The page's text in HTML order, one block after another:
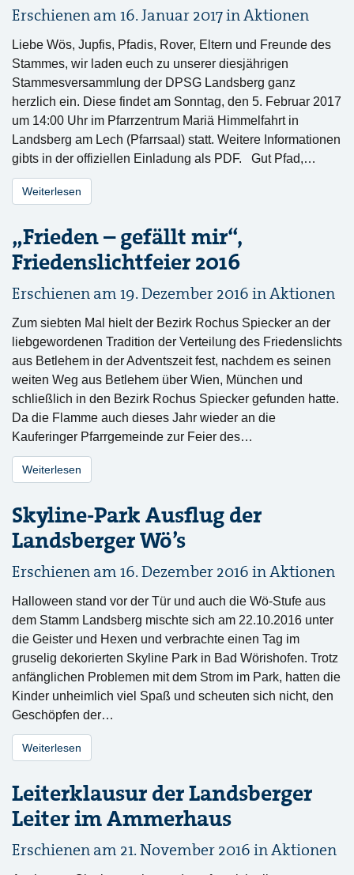
Erschienen am 16. Januar 2017 inAktionen
Liebe Wös, Jupfis, Pfadis, Rover, Eltern und Freunde des
Stammes, wir laden euch zu unserer diesjährigen
Stammesversammlung der DPSG Landsberg ganz
herzlich ein. Diese findet am Sonntag, den 5. Februar 2017
um 14:00 Uhr im Pfarrzentrum Mariä Himmelfahrt in
Landsberg am Lech (Pfarrsaal) statt. Weitere Informationen
gibts in der offiziellen Einladung als PDF. Gut Pfad,…
Weiterlesen
„Frieden – gefällt mir“,
Friedenslichtfeier 2016
Erschienen am 19. Dezember 2016 inAktionen
Zum siebten Mal hielt der Bezirk Rochus Spiecker an der
liebgewordenen Tradition der Verteilung des Friedenslichts
aus Betlehem in der Adventszeit fest, nachdem es seinen
weiten Weg aus Betlehem über Wien, München und
schließlich in den Bezirk Rochus Spiecker gefunden hatte.
Da die Flamme auch dieses Jahr wieder an die
Kauferinger Pfarrgemeinde zur Feier des…
Weiterlesen
Skyline-Park Ausflug der
Landsberger Wö’s
Erschienen am 16. Dezember 2016 inAktionen
Halloween stand vor der Tür und auch die Wö-Stufe aus
dem Stamm Landsberg mischte sich am 22.10.2016 unter
die Geister und Hexen und verbrachte einen Tag im
gruselig dekorierten Skyline Park in Bad Wörishofen. Trotz
anfänglichen Problemen mit dem Strom im Park, hatten die
Kinder unheimlich viel Spaß und scheuten sich nicht, den
Geschöpfen der…
Weiterlesen
Leiterklausur der Landsberger
Leiter im Ammerhaus
Erschienen am 21. November 2016 inAktionen